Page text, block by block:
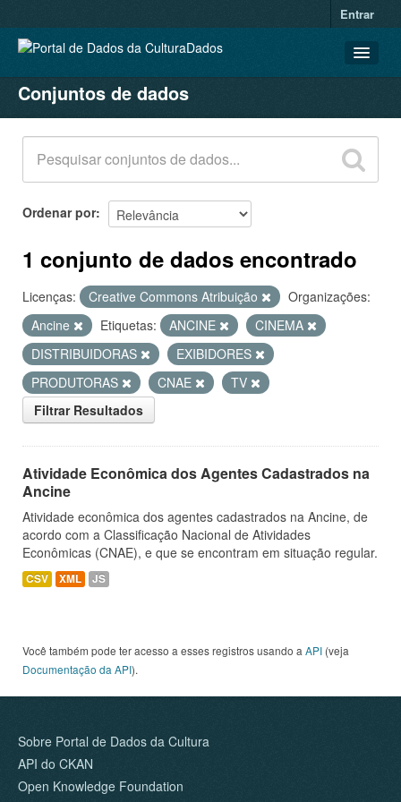
Entrar
CONJUNTOS DE DADOS
ORGANIZAÇÕES
GRUPOS
SOBRE
Conjuntos de dados
Ordenar por
1 conjunto de dados encontrado
Licenças: Creative Commons Atribuição
Organizações:
Ancine
Etiquetas: ANCINE
CINEMA
DISTRIBUIDORAS
EXIBIDORES
PRODUTORAS
CNAE
TV
Filtrar Resultados
Atividade Econômica dos Agentes Cadastrados na
Ancine
Atividade econômica dos agentes cadastrados na Ancine, de
acordo com a Classificação Nacional de Atividades
Econômicas (CNAE), e que se encontram em situação regular.
CSV XML JS
Você também pode ter acesso a esses registros usando a API (veja
Documentação da API).
Sobre Portal de Dados da Cultura
API do CKAN
Open Knowledge Foundation